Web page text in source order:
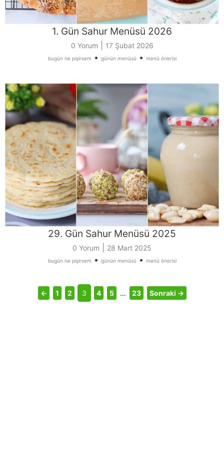
1. Gün Sahur Menüsü 2026
0 Yorum 17 Şubat 2026
bugün ne pişirsem • günün menüsü • menü önerisi
29. Gün Sahur Menüsü 2025
0 Yorum 28 Mart 2025
bugün ne pişirsem • günün menüsü • menü önerisi
← 1 2 3 4 5 … 23 Sonraki →